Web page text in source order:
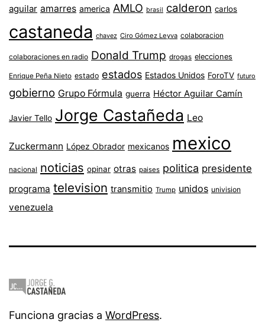
aguilar amarres america AMLO brasil calderon carlos
castaneda chavez Ciro Gómez Leyva colaboracion
colaboraciones en radio Donald Trump drogas elecciones
Enrique Peña Nieto estado estados Estados Unidos ForoTV futuro
gobierno Grupo Fórmula guerra Héctor Aguilar Camín
Javier Tello Jorge Castañeda Leo
Zuckermann López Obrador mexicanos mexico
nacional noticias opinar otras paises politica presidente
programa television transmitio Trump unidos univision
venezuela
Funciona gracias a WordPress.